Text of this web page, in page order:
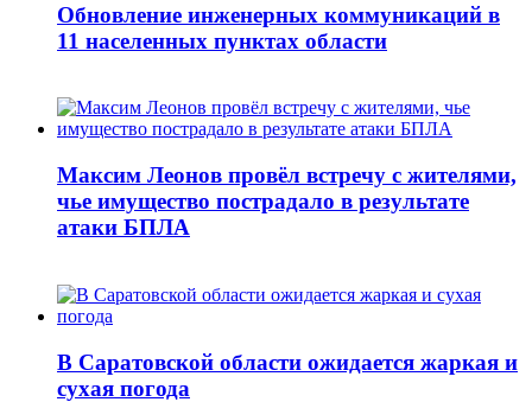
Обновление инженерных коммуникаций в
11 населенных пунктах области
Максим Леонов провёл встречу с жителями,
чье имущество пострадало в результате
атаки БПЛА
В Саратовской области ожидается жаркая и
сухая погода